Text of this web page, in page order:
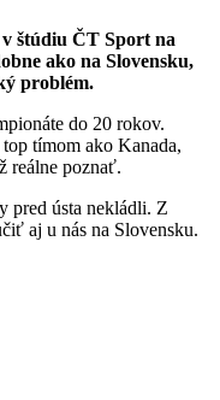
štúdiu ČT Sport na
ako na Slovensku,
problém.
do 20 rokov.
tímom ako Kanada,
reálne poznať.
pred ústa nekládli. Z
aj u nás na Slovensku.